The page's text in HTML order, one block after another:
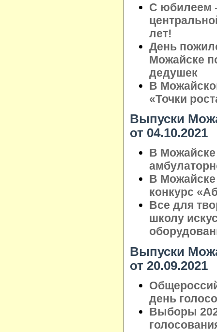
С юбилеем
лет!
День
Можайске
дедушек
В
«Точки
Выпуски
от 04.10.2021
В
В Можайске
конкурс
Все для
школу
Выпуски
от 20.09.2021
день
Выборы